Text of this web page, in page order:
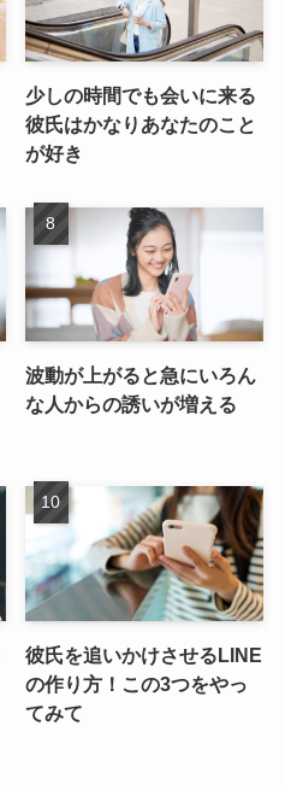
少しの時間でも会いに来る
彼氏はかなりあなたのこと
が好き
波動が上がると急にいろん
な人からの誘いが増える
彼氏を追いかけさせるLINE
の作り方！この3つをやっ
てみて